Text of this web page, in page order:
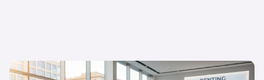
Flexibilidad o propiedad: ¿Por qué el